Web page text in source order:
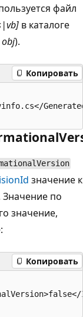
файл
в каталоге
obj).
Копировать
значение к
Значение по
значение,
Копировать